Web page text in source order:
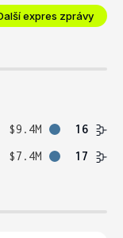
expres zprávy
$9.4M
16
$7.4M 17